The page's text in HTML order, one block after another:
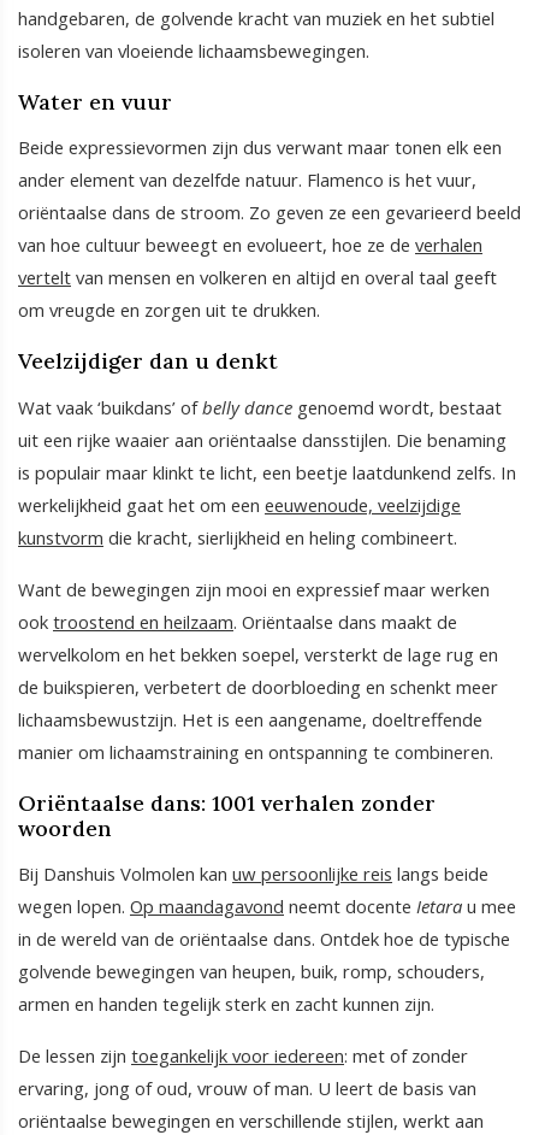
handgebaren, de golvende kracht van muziek en het subtiel
isoleren van vloeiende lichaamsbewegingen.
Water en vuur
Beide expressievormen zijn dus verwant maar tonen elk een
ander element van dezelfde natuur. Flamenco is het vuur,
oriëntaalse dans de stroom. Zo geven ze een gevarieerd beeld
van hoe cultuur beweegt en evolueert, hoe ze de verhalen
vertelt van mensen en volkeren en altijd en overal taal geeft
om vreugde en zorgen uit te drukken.
Veelzijdiger dan u denkt
Wat vaak ‘buikdans’ ofbelly dance genoemd wordt, bestaat
uit een rijke waaier aan oriëntaalse dansstijlen. Die benaming
is populair maar klinkt te licht, een beetje laatdunkend zelfs. In
werkelijkheid gaat het om een eeuwenoude, veelzijdige
kunstvorm die kracht, sierlijkheid en heling combineert.
Want de bewegingen zijn mooi en expressief maar werken
ook troostend en heilzaam. Oriëntaalse dans maakt de
wervelkolom en het bekken soepel, versterkt de lage rug en
de buikspieren, verbetert de doorbloeding en schenkt meer
lichaamsbewustzijn. Het is een aangename, doeltreffende
manier om lichaamstraining en ontspanning te combineren.
Oriëntaalse dans: 1001 verhalen zonder
woorden
Bij Danshuis Volmolen kan uw persoonlijke reis langs beide
wegen lopen. Op maandagavond neemt docente Ietara u mee
in de wereld van de oriëntaalse dans. Ontdek hoe de typische
golvende bewegingen van heupen, buik, romp, schouders,
armen en handen tegelijk sterk en zacht kunnen zijn.
De lessen zijn toegankelijk voor iedereen: met of zonder
ervaring, jong of oud, vrouw of man. U leert de basis van
oriëntaalse bewegingen en verschillende stijlen, werkt aan